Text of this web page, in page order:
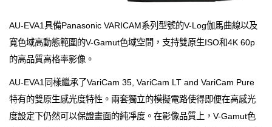
AU-EVA1具備Panasonic VARICAM系列型號的V-Log伽馬曲線以及
寬色域高動態範圍的V-Gamut色域空間，支持雙原生ISO和4K 60p
的高品質高格率影像。
AU-EVA1同樣繼承了VariCam 35, VariCam LT and VariCam Pure
特有的雙原生感光度特性。兩套獨立的模擬電路使得即便在高感光
度設定下仍然可以保證畫面的純凈度。在影像品質上，V-Gamut色